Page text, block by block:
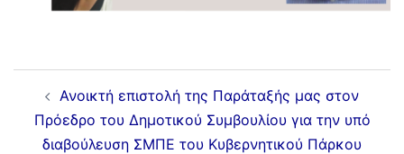
Ανοικτή επιστολή της Παράταξής μας στον
Πρόεδρο του Δημοτικού Συμβουλίου για την υπό
διαβούλευση ΣΜΠΕ του Κυβερνητικού Πάρκου